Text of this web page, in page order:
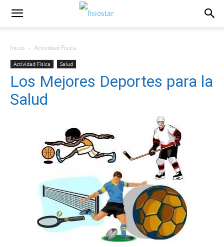
Inicio Actividad Fí­sica
Actividad Fí­sica Salud
Los Mejores Deportes para la
Salud